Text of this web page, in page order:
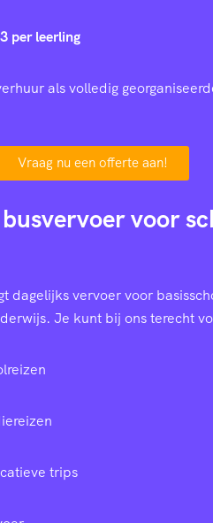
per leerling
als volledig
Vraag nu een offerte aan!
voor
dagelijks vervoer voor
Je kunt bij ons terecht
trips